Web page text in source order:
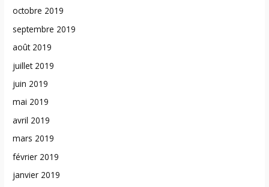
octobre 2019
septembre 2019
août 2019
juillet 2019
juin 2019
mai 2019
avril 2019
mars 2019
février 2019
janvier 2019